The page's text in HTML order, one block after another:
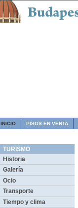
INICIO PISOS EN VENTA
TURISMO
Historia
Galería
Ocio
Transporte
Tiempo y clima